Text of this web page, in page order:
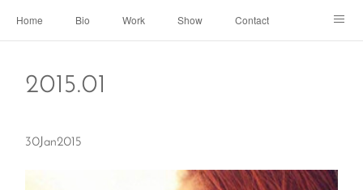
Home Bio Work Show Contact
2015.01
30Jan2015